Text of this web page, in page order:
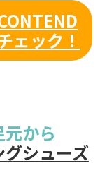
ェック！
から
グシューズ